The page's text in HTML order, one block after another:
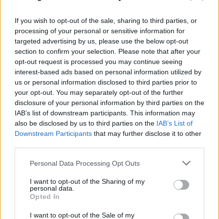
If you wish to opt-out of the sale, sharing to third parties, or
processing of your personal or sensitive information for
targeted advertising by us, please use the below opt-out
section to confirm your selection. Please note that after your
opt-out request is processed you may continue seeing
interest-based ads based on personal information utilized by
us or personal information disclosed to third parties prior to
your opt-out. You may separately opt-out of the further
disclosure of your personal information by third parties on the
IAB’s list of downstream participants. This information may
also be disclosed by us to third parties on the IAB’s List of
Downstream Participants that may further disclose it to other
Please note that this website/app uses one or more Google
not limited to your visit or usage behaviour. You may click to
grant or deny consent to Google and its third-party tags to
use your data for below specified purposes in below Google
consent section.
Personal Data Processing Opt Outs
I want to opt-out of the Sharing of my
personal data.
Opted In
I want to opt-out of the Sale of my
06.08.2026
Breitbart: «Ο Τραμπ θα μείνει στην Ιστορία αν
συμβάλλει στην επιστροφή των Γλυπτών του
Παρθενώνα»